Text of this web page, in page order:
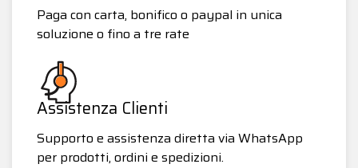
Paga con carta, bonifico o paypal in unica
soluzione o fino a tre rate
Assistenza Clienti
Supporto e assistenza diretta via WhatsApp
per prodotti, ordini e spedizioni.